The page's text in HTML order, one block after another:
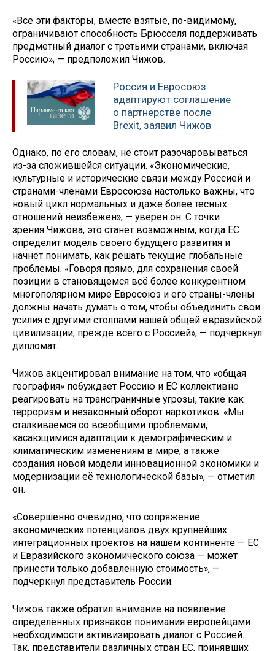
«Все эти факторы, вместе взятые, по-видимому,
ограничивают способность Брюсселя поддерживать
предметный диалог с третьими странами, включая
Россию», — предположил Чижов.
Россия и Евросоюз
адаптируют соглашение
о партнёрстве после
Brexit, заявил Чижов
Однако, по его словам, не стоит разочаровываться
из-за сложившейся ситуации. «Экономические,
культурные и исторические связи между Россией и
странами-членами Евросоюза настолько важны, что
новый цикл нормальных и даже более тесных
отношений неизбежен», — уверен он. С точки
зрения Чижова, это станет возможным, когда ЕС
определит модель своего будущего развития и
начнет понимать, как решать текущие глобальные
проблемы. «Говоря прямо, для сохранения своей
позиции в становящемся всё более конкурентном
многополярном мире Евросоюз и его страны-члены
должны начать думать о том, чтобы объединить свои
усилия с другими столпами нашей общей евразийской
цивилизации, прежде всего с Россией», — подчеркнул
дипломат.
Чижов акцентировал внимание на том, что «общая
география» побуждает Россию и ЕС коллективно
реагировать на трансграничные угрозы, такие как
терроризм и незаконный оборот наркотиков. «Мы
сталкиваемся со всеобщими проблемами,
касающимися адаптации к демографическим и
климатическим изменениям в мире, а также
создания новой модели инновационной экономики и
модернизации её технологической базы», — отметил
он.
«Совершенно очевидно, что сопряжение
экономических потенциалов двух крупнейших
интеграционных проектов на нашем континенте — ЕС
и Евразийского экономического союза — может
принести только добавленную стоимость», —
подчеркнул представитель России.
Чижов также обратил внимание на появление
определённых признаков понимания европейцами
необходимости активизировать диалог с Россией.
Так, представители различных стран ЕС, принявших